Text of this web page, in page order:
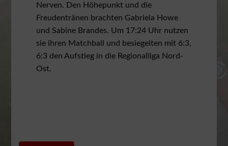
Nerven. Den Höhepunkt und die
Freudentränen brachten Gabriela Howe
und Sabine Brandes. Um 17:24 Uhr nutzen
sie ihren Matchball und besiegelten mit 6:3,
6:3 den Aufstieg in die Regionalliga Nord-
Ost.